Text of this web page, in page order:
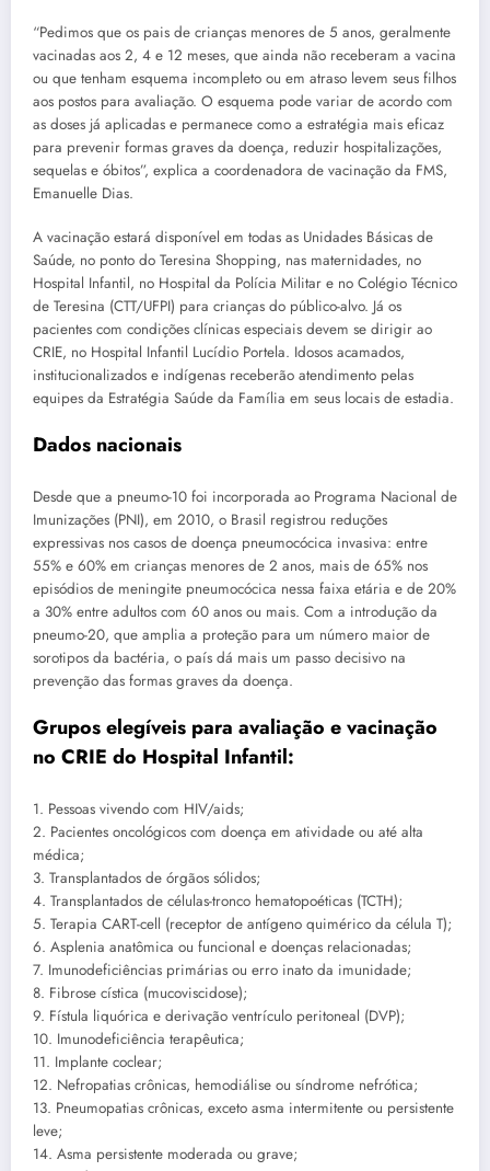
“Pedimos que os pais de crianças menores de 5 anos, geralmente
vacinadas aos 2, 4 e 12 meses, que ainda não receberam a vacina
ou que tenham esquema incompleto ou em atraso levem seus filhos
aos postos para avaliação. O esquema pode variar de acordo com
as doses já aplicadas e permanece como a estratégia mais eficaz
para prevenir formas graves da doença, reduzir hospitalizações,
sequelas e óbitos”, explica a coordenadora de vacinação da FMS,
Emanuelle Dias.
A vacinação estará disponível em todas as Unidades Básicas de
Saúde, no ponto do Teresina Shopping, nas maternidades, no
Hospital Infantil, no Hospital da Polícia Militar e no Colégio Técnico
de Teresina (CTT/UFPI) para crianças do público-alvo. Já os
pacientes com condições clínicas especiais devem se dirigir ao
CRIE, no Hospital Infantil Lucídio Portela. Idosos acamados,
institucionalizados e indígenas receberão atendimento pelas
equipes da Estratégia Saúde da Família em seus locais de estadia.
Dados nacionais
Desde que a pneumo-10 foi incorporada ao Programa Nacional de
Imunizações (PNI), em 2010, o Brasil registrou reduções
expressivas nos casos de doença pneumocócica invasiva: entre
55% e 60% em crianças menores de 2 anos, mais de 65% nos
episódios de meningite pneumocócica nessa faixa etária e de 20%
a 30% entre adultos com 60 anos ou mais. Com a introdução da
pneumo-20, que amplia a proteção para um número maior de
sorotipos da bactéria, o país dá mais um passo decisivo na
prevenção das formas graves da doença.
Grupos elegíveis para avaliação e vacinação
no CRIE do Hospital Infantil:
1. Pessoas vivendo com HIV/aids;
2. Pacientes oncológicos com doença em atividade ou até alta
médica;
3. Transplantados de órgãos sólidos;
4. Transplantados de células-tronco hematopoéticas (TCTH);
5. Terapia CART-cell (receptor de antígeno quimérico da célula T);
6. Asplenia anatômica ou funcional e doenças relacionadas;
7. Imunodeficiências primárias ou erro inato da imunidade;
8. Fibrose cística (mucoviscidose);
9. Fístula liquórica e derivação ventrículo peritoneal (DVP);
10. Imunodeficiência terapêutica;
11. Implante coclear;
12. Nefropatias crônicas, hemodiálise ou síndrome nefrótica;
13. Pneumopatias crônicas, exceto asma intermitente ou persistente
leve;
14. Asma persistente moderada ou grave;